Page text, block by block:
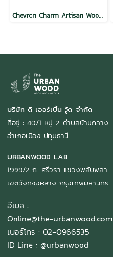
Chevron Charm Artisan Wood Ceiling
บริษัท ดิ เออร์เบิ้น วู้ด จำกัด
ที่อยู่ : 40/1 หมู่ 2 ตำบลบ้านกลาง
อำเภอเมือง ปทุมธานี
URBANWOOD LAB
1999/2 ถ. ศรีวรา แขวงพลับพลา
เขตวังทองหลาง กรุงเทพมหานคร
อีเมล :
Online@the-urbanwood.com
เบอร์โทร : 02-0966535
ID Line : @urbanwood